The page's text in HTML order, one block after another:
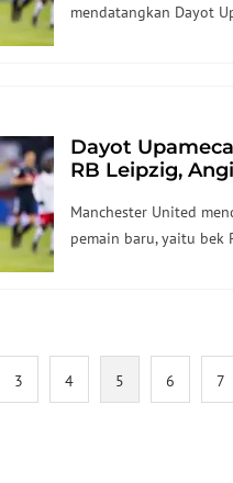
mendatangkan Dayot
Dayot
RB Leipzig,
Manchester United
pemain baru, yaitu bek
3 4 5 6 7